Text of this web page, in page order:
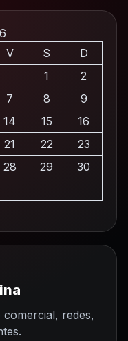
V S
D
1
2
7 8
9
14 15
16
21 22
23
28 29
30
redes,